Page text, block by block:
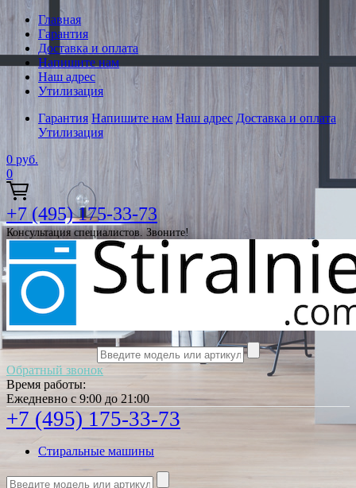
Главная
Гарантия
Доставка и оплата
Напишите нам
Наш адрес
Утилизация
Гарантия Напишите нам Наш адрес Доставка и оплата
Утилизация
0 руб.
0
+7 (495) 175-33-73
Консультация специалистов. Звоните!
Обратный звонок
Время работы:
Ежедневно с 9:00 до 21:00
+7 (495) 175-33-73
Стиральные машины